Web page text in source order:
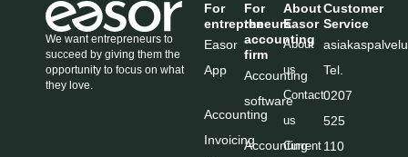
We want entrepreneurs to
succeed by giving them the
opportunity to focus on what
they love.
For
entrepreneurs
Easor
App
Accounting
Invoicing
For
the
accounting
firm
Accounting
software
Accounting
About
Easor
About
us
Contact
us
Current
Customer
Service
Tel.
0207
525
110